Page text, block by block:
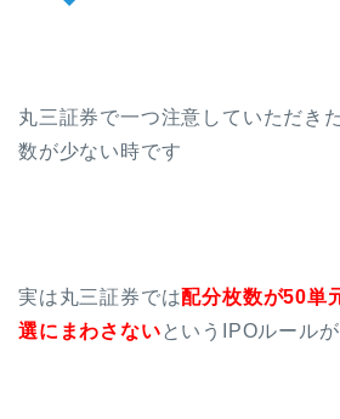
丸三証券で一つ注意していただき
数が少ない時です
実は丸三証券では配分枚数が50単
選にまわさない というIPOルール